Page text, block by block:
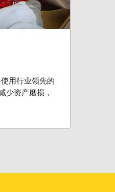
用行业领先的
少资产磨损，